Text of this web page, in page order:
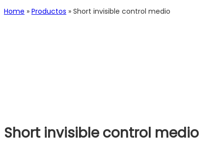
Home » Productos » Short invisible control medio
Short invisible control medio